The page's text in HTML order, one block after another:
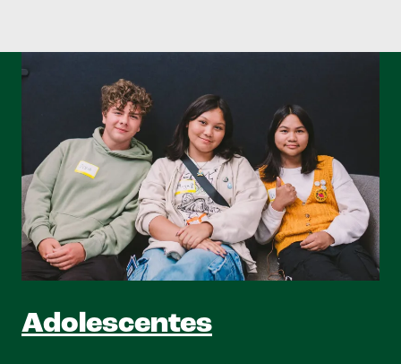
Adolescentes